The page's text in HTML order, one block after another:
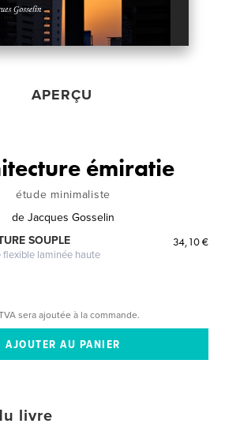
APERÇU
émiratie
étude minimaliste
de Jacques Gosselin
SOUPLE
flexible laminée haute
34,10 €
sera ajoutée à la commande.
livre